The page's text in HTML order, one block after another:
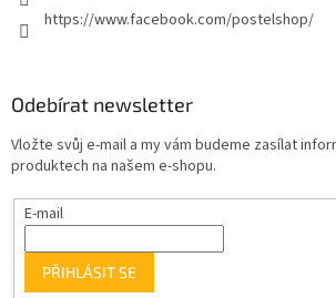
https://www.facebook.com/postelshop/
Odebírat newsletter
Vložte svůj e-mail a my vám budeme zasílat
produktech na našem e-shopu.
E-mail
PŘIHLÁSIT SE